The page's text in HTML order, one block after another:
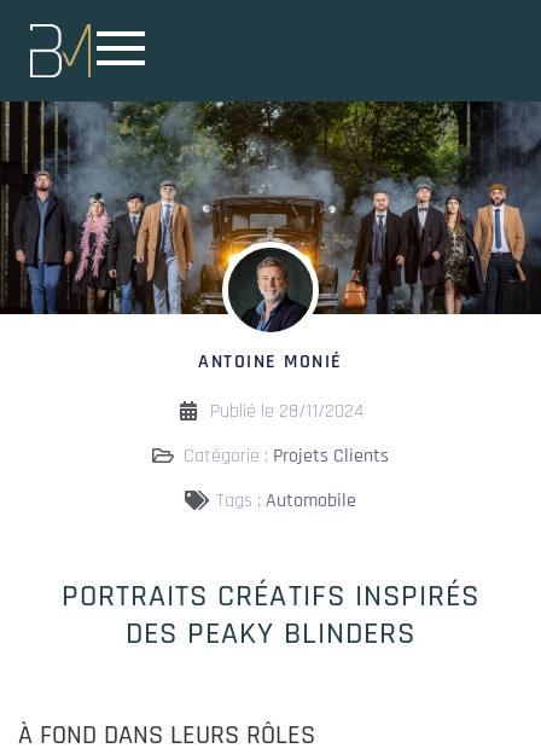
ANTOINE MONIÉ
Publié le 28/11/2024
Catégorie : Projets Clients
Tags : Automobile
PORTRAITS CRÉATIFS INSPIRÉS
DES PEAKY BLINDERS
À FOND DANS LEURS RÔLES